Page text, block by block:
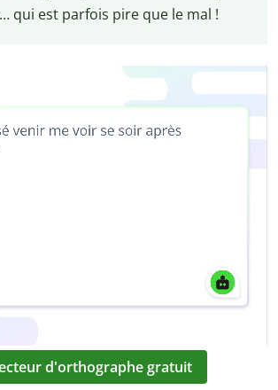
qui est parfois pire que le mal !
d'orthographe gratuit